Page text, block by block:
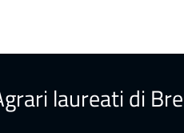
laureati di